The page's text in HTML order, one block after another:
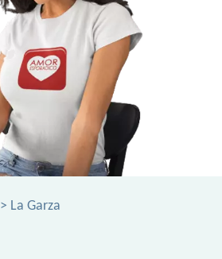
> La Garza